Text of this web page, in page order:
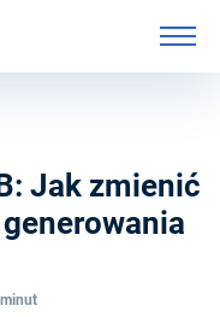
Jak zmienić